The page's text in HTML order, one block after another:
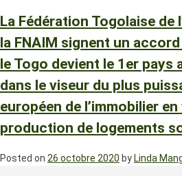
La Fédération Togolaise de
la FNAIM signent un
le Togo devient le 1er pays
dans le viseur du plus
européen de l’immobilier en
production de logements
Posted on 26 octobre 2020 by Linda